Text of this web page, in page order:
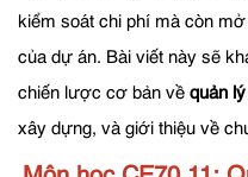
kiểm soát chi phí mà còn
của dự án. Bài viết này sẽ
chiến lược cơ bản về quản
xây dựng, và giới thiệu về